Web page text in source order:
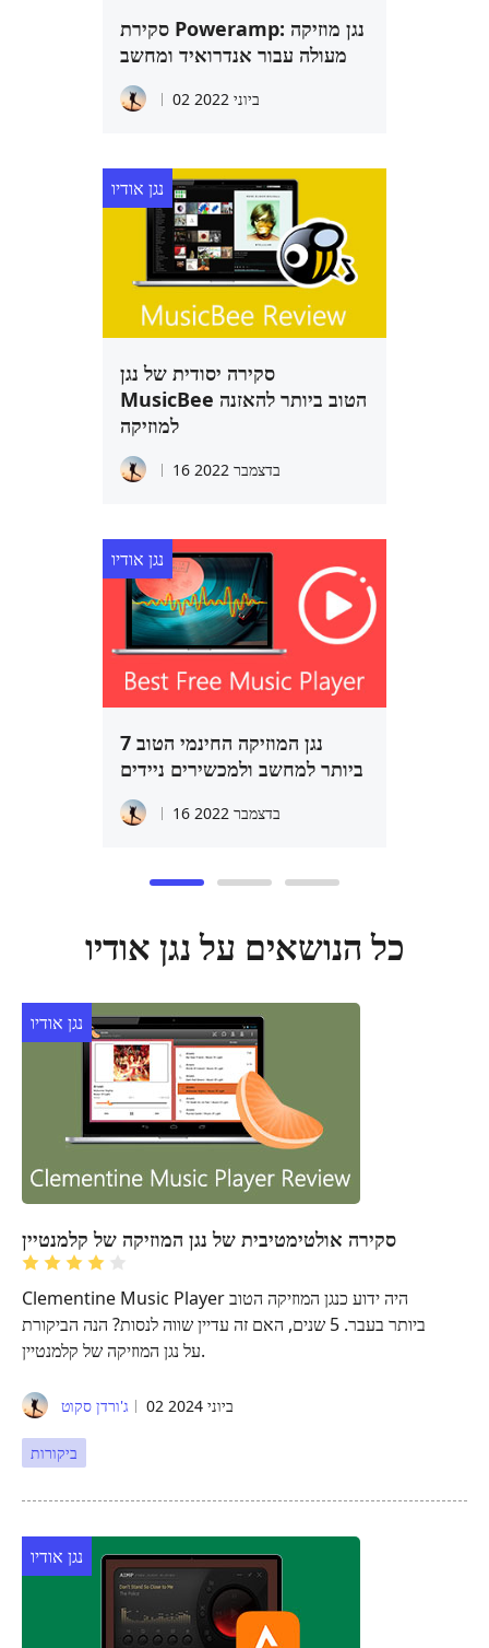
סקירת Poweramp: נגן מוזיקה
מעולה עבור אנדרואיד ומחשב
02 ביוני 2022
סקירה יסודית של נגן
MusicBee הטוב ביותר להאזנה
למוזיקה
16 בדצמבר 2022
נגן אודיו
7 נגן המוזיקה החינמי הטוב
ביותר למחשב ולמכשירים ניידים
16 בדצמבר 2022
נגן אודיו
כל הנושאים על נגן אודיו
נגן אודיו
סקירה אולטימטיבית של נגן המוזיקה של קלמנטיין
Clementine Music Player היה ידוע כנגן המוזיקה הטוב
ביותר בעבר. 5 שנים, האם זה עדיין שווה לנסות? הנה הביקורת
על נגן המוזיקה של קלמנטיין.
ג'ורדן סקוט 02 ביוני 2024
ביקורות
נגן אודיו